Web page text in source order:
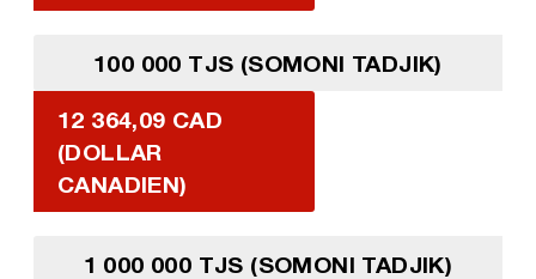
100 000 TJS (SOMONI TADJIK)
12 364,09 CAD
(DOLLAR
CANADIEN)
1 000 000 TJS (SOMONI TADJIK)